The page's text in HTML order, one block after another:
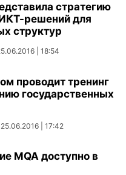
стратегию
решений для
структур
| 18:54
проводит тренинг
государственных
25.06.2016 | 17:42
MQA доступно в